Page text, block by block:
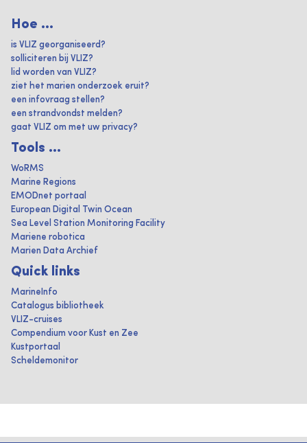
Hoe ...
is VLIZ georganiseerd?
solliciteren bij VLIZ?
lid worden van VLIZ?
ziet het marien onderzoek eruit?
een infovraag stellen?
een strandvondst melden?
gaat VLIZ om met uw privacy?
Tools ...
WoRMS
Marine Regions
EMODnet portaal
European Digital Twin Ocean
Sea Level Station Monitoring Facility
Mariene robotica
Marien Data Archief
Quick links
MarineInfo
Catalogus bibliotheek
VLIZ-cruises
Compendium voor Kust en Zee
Kustportaal
Scheldemonitor